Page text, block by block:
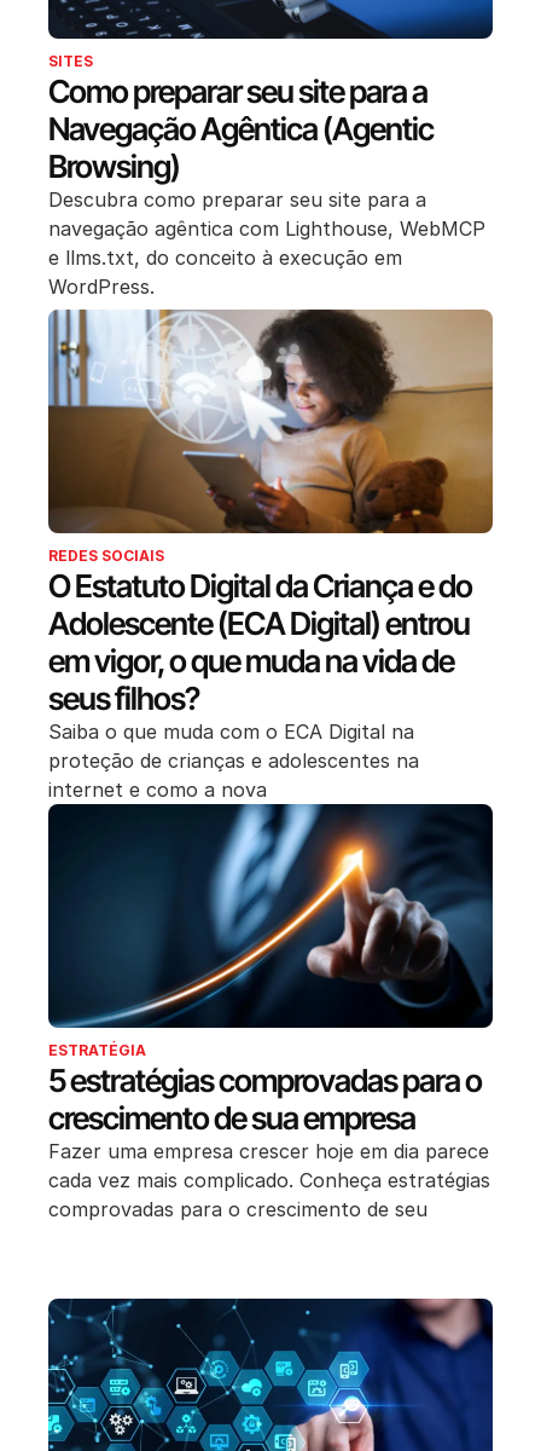
SITES
Como preparar seu site para a
Navegação Agêntica (Agentic
Browsing)
Descubra como preparar seu site para a
navegação agêntica com Lighthouse, WebMCP
e llms.txt, do conceito à execução em
WordPress.
REDES SOCIAIS
O Estatuto Digital da Criança e do
Adolescente (ECA Digital) entrou
em vigor, o que muda na vida de
seus filhos?
Saiba o que muda com o ECA Digital na
proteção de crianças e adolescentes na
internet e como a nova
ESTRATÉGIA
5 estratégias comprovadas para o
crescimento de sua empresa
Fazer uma empresa crescer hoje em dia parece
cada vez mais complicado. Conheça estratégias
comprovadas para o crescimento de seu